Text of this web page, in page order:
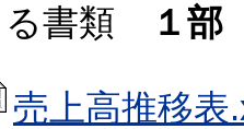
る書類
１部
売上高推移表